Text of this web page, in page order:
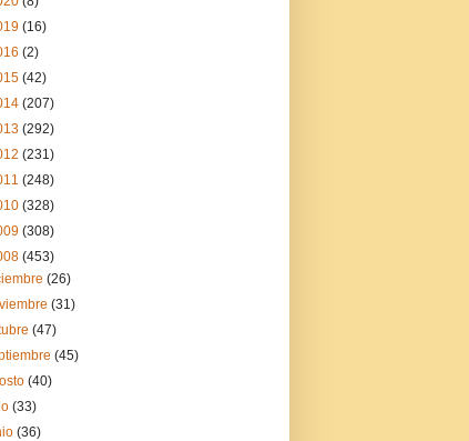
(16)
(2)
(42)
(207)
(292)
(231)
(248)
(328)
(308)
(453)
(26)
(31)
(47)
(45)
(40)
(33)
(36)